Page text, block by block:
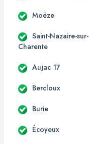
Moëze
Saint-Nazaire-sur-
Charente
Aujac 17
Bercloux
Burie
Écoyeux